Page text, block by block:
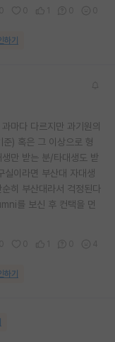
하기
마다 다르지만 과기원의
) 혹은 그 이상으로 형
만 받는 분/타대생도 받
이라면 부산대 자대생
히 부산대라서 걱정된다
를 보신 후 컨택을 먼
하기